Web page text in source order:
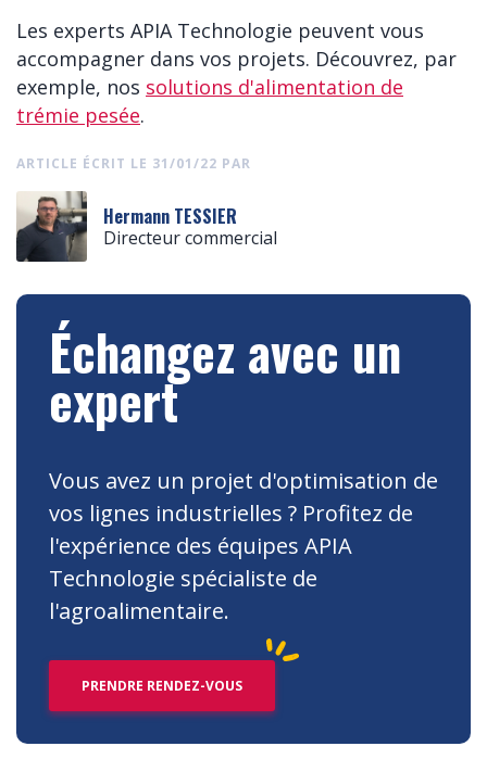
Les experts APIA Technologie peuvent vous
accompagner dans vos projets. Découvrez, par
exemple, nos solutions d'alimentation de
trémie pesée.
ARTICLE ÉCRIT LE 31/01/22 PAR
Hermann TESSIER
Directeur commercial
Échangez avec un
expert
Vous avez un projet d'optimisation de
vos lignes industrielles ? Profitez de
l'expérience des équipes APIA
Technologie spécialiste de
l'agroalimentaire.
PRENDRE RENDEZ-VOUS